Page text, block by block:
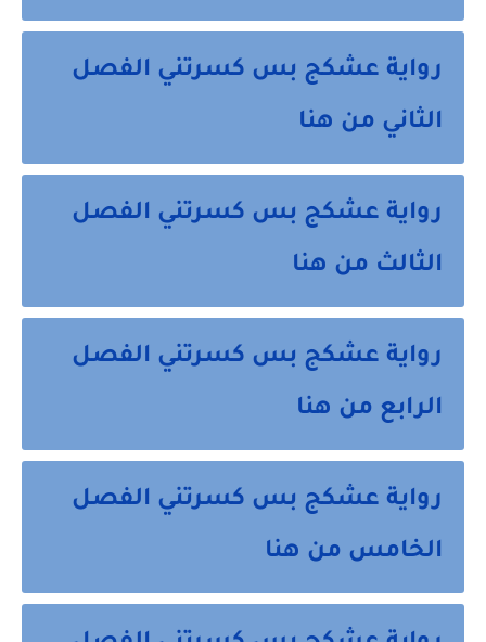
رواية عشكج بس كسرتني الفصل
الثاني من هنا
رواية عشكج بس كسرتني الفصل
الثالث من هنا
رواية عشكج بس كسرتني الفصل
الرابع من هنا
رواية عشكج بس كسرتني الفصل
الخامس من هنا